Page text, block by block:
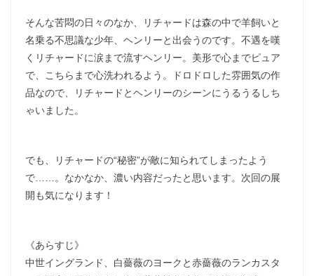
そんな苦悶の日々のなか、リチャードは森の中で羊飼いと
名乗る不思議な少年、ヘンリーと出会うのです。不遇を嘆
くリチャードに涙まで流すヘンリー。美形で心までピュア
で、こちらまで心洗われるよう。ドロドロした雰囲気の作
品なので、リチャードとヘンリーのシーンにうるうるしち
ゃいました。
でも、リチャードの“秘密”が敵に知られてしまったよう
で……。なかなか、濃い内容だったと思います。次回の展
開も気になります！
《あらすじ》
中世イングランド、白薔薇のヨークと赤薔薇のランカスタ